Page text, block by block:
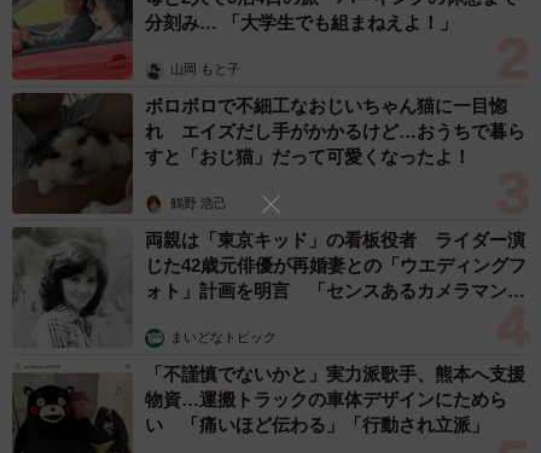
分刻み… 「大学生でも組まねえよ！」
山岡 もと子
ボロボロで不細工なおじいちゃん猫に一目惚
れ エイズだし手がかかるけど…おうちで暮ら
すと「おじ猫」だって可愛くなったよ！
鶴野 浩己
両親は「東京キッド」の看板役者 ライダー演
じた42歳元俳優が再婚妻との「ウエディングフ
ォト」計画を明言 「センスあるカメラマン求
まいどなトピック
「不謹慎でないかと」実力派歌手、熊本へ支援
物資…運搬トラックの車体デザインにためら
い 「痛いほど伝わる」「行動され立派」